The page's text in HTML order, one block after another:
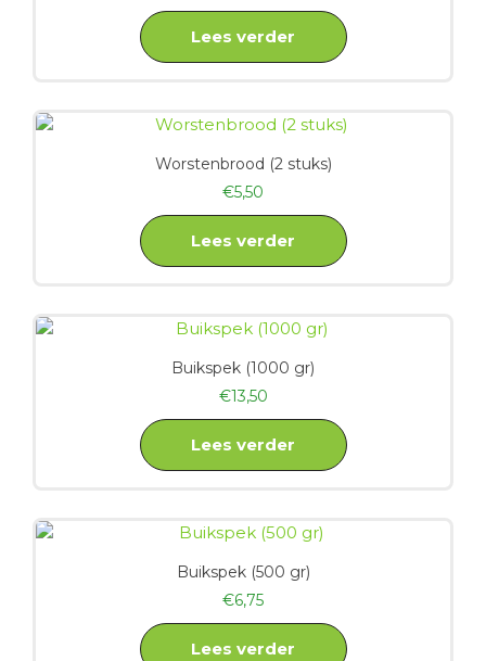
Lees verder
Worstenbrood (2 stuks)
€5,50
Lees verder
Buikspek (1000 gr)
€13,50
Lees verder
Buikspek (500 gr)
€6,75
Lees verder